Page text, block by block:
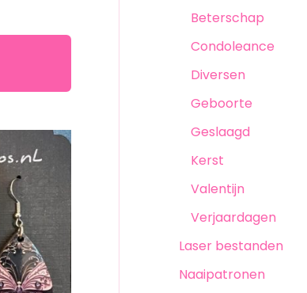
Beterschap
Condoleance
Diversen
Geboorte
Geslaagd
Kerst
Valentijn
Verjaardagen
Laser bestanden
Naaipatronen